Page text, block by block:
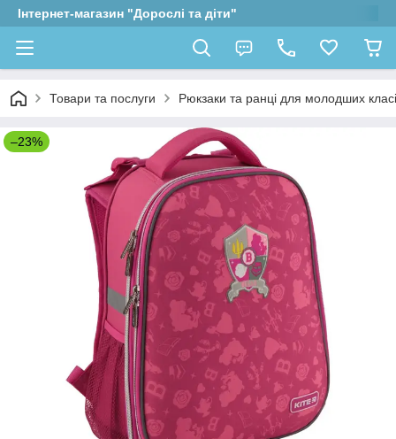
Інтернет-магазин "Дорослі та діти"
Товари та послуги Рюкзаки та ранці для молодших
–23%